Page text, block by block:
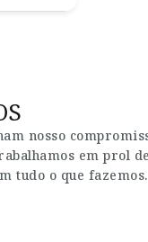
nosso
em prol
tudo o que fazemos.